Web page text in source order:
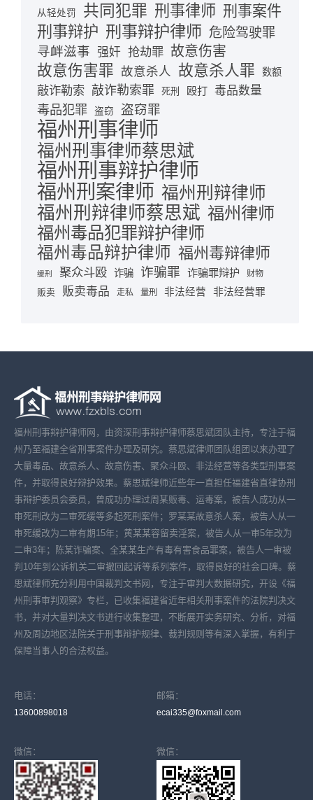
从轻处罚 共同犯罪 刑事律师 刑事案件
刑事辩护 刑事辩护律师 危险驾驶罪
寻衅滋事
强奸 抢劫罪 故意伤害
故意伤害罪 故意杀人 故意杀人罪 数额
敲诈勒索 敲诈勒索罪 死刑 殴打 毒品数量
毒品犯罪 盗窃 盗窃罪
福州刑事律师
福州刑事律师蔡思斌
福州刑事辩护律师
福州刑案律师 福州刑辩律师
福州刑辩律师蔡思斌 福州律师
福州毒品犯罪辩护律师
福州毒品辩护律师 福州毒辩律师
缓刑 聚众斗殴 诈骗 诈骗罪 诈骗罪辩护 财物
贩卖 贩卖毒品 走私 量刑 非法经营 非法经营罪
福州刑事辩护律师网，由资深刑事辩护律师蔡思斌团队主持，专注于福
州乃至福建全省刑事案件办理及研究。蔡思斌律师团队组团以来办理了
大量毒品、故意杀人、故意伤害、聚众斗殴、非法经营等各类型刑事案
件，并取得良好辩护效果。蔡思斌律师近些年一直担任福建省直律协刑
事辩护委员会委员，曾成功办理过周某贩毒、运毒案，被告人成功从一
审死刑改为二审死缓等多起死刑案件；罗某某故意杀人案，被告人从一
审死缓改为二审有期15年；黄某某容留卖淫案，被告人从一审5年改为
二审3年；陈某诈骗案、全某某生产有毒有害食品罪案，被告人一审被
判10年到公诉机关二审撤回起诉等系列案件，取得良好的社会口碑。蔡
思斌律师充分利用中国裁判文书网，专注于审判大数据研究，开设《福
州刑事审判观察》专栏，已收集福建省近年相关刑事案件的法院判决文
书，并对大量判决文书进行收集整理，不断展开实务研究、分析，对福
州及周边地区法院关于刑事辩护规律、裁判规则等有深入掌握，有利于
保障当事人的合法权益。
电话：
13600898018
邮箱：
ecai335@foxmail.com
微信： 微信：